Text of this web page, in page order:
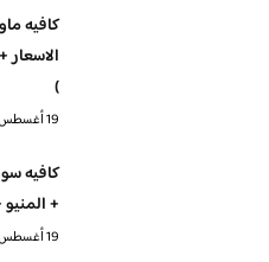
كافيه
الاسعار
)
19 أغسطس، 2022
كافيه
+
19 أغسطس، 2022